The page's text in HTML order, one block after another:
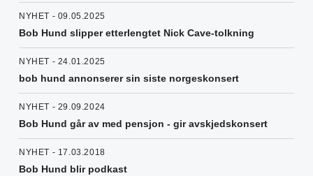
NYHET - 09.05.2025
Bob Hund slipper etterlengtet Nick Cave-tolkning
NYHET - 24.01.2025
bob hund annonserer sin siste norgeskonsert
NYHET - 29.09.2024
Bob Hund går av med pensjon - gir avskjedskonsert
NYHET - 17.03.2018
Bob Hund blir podkast